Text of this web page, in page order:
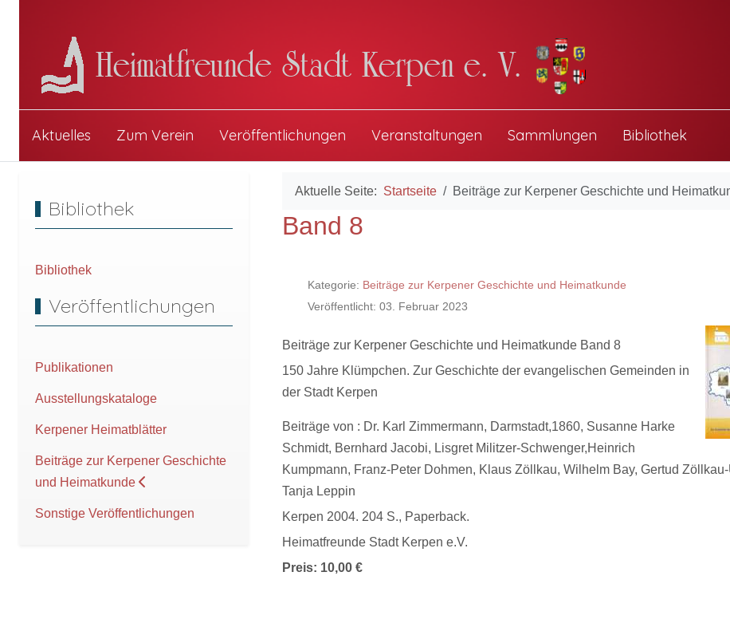
Aktuelles Zum Verein Veröffentlichungen Veranstaltungen Sammlungen Bibliothek
Bibliothek
Bibliothek
Veröffentlichungen
Publikationen
Ausstellungskataloge
Kerpener Heimatblätter
Beiträge zur Kerpener Geschichte
und Heimatkunde
Sonstige Veröffentlichungen
Aktuelle Seite: Startseite Beiträge zur Kerpener Geschichte und
Band 8
Kategorie: Beiträge zur Kerpener Geschichte und Heimatkunde
Veröffentlicht: 03. Februar 2023
Beiträge zur Kerpener Geschichte und Heimatkunde Band 8
150 Jahre Klümpchen. Zur Geschichte der evangelischen Gemeinden in
der Stadt Kerpen
Beiträge von : Dr. Karl Zimmermann, Darmstadt,1860, Susanne Harke
Schmidt, Bernhard Jacobi, Lisgret Militzer-Schwenger,Heinrich
Kumpmann, Franz-Peter Dohmen, Klaus Zöllkau, Wilhelm Bay, Gertud
Tanja Leppin
Kerpen 2004. 204 S., Paperback.
Heimatfreunde Stadt Kerpen e.V.
Preis: 10,00 €